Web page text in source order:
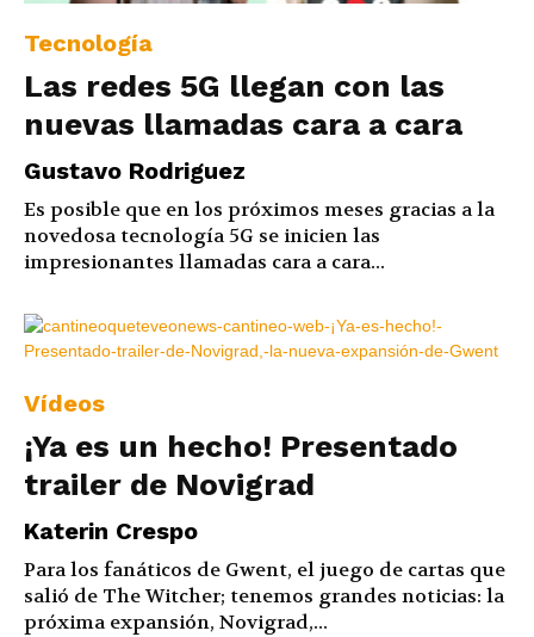
Tecnología
Las redes 5G llegan con las
nuevas llamadas cara a cara
Gustavo Rodriguez
Es posible que en los próximos meses gracias a la
novedosa tecnología 5G se inicien las
impresionantes llamadas cara a cara...
Vídeos
¡Ya es un hecho! Presentado
trailer de Novigrad
Katerin Crespo
Para los fanáticos de Gwent, el juego de cartas que
salió de The Witcher; tenemos grandes noticias: la
próxima expansión, Novigrad,...